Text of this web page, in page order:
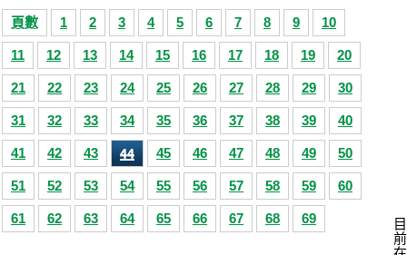
頁數 1 2 3 4 5 6 7 8 9 10
11 12 13 14 15 16 17 18 19 20
21 22 23 24 25 26 27 28 29 30
31 32 33 34 35 36 37 38 39 40
41 42 43 44 45 46 47 48 49 50
51 52 53 54 55 56 57 58 59 60
61 62 63 64 65 66 67 68 69
目
前